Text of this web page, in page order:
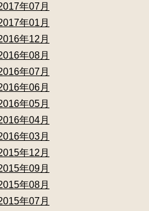
年07月
年01月
年12月
年08月
年07月
年06月
年05月
年04月
年03月
年12月
年09月
年08月
年07月